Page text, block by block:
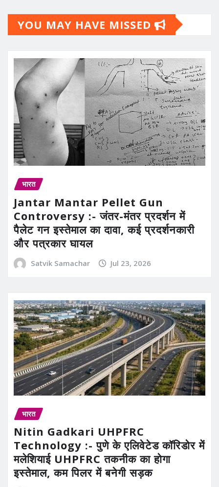
YOU MAY HAVE MISSED
भारत
Jantar Mantar Pellet Gun
Controversy :- जंतर-मंतर प्रदर्शन में
पैलेट गन इस्तेमाल का दावा, कई प्रदर्शनकारी
और पत्रकार घायल
Satvik Samachar Jul 23, 2026
भारत
Nitin Gadkari UHPFRC
Technology :- पुणे के एलिवेटेड कॉरिडोर में
मलेशियाई UHPFRC तकनीक का होगा
इस्तेमाल, कम पिलर में बनेगी सड़क